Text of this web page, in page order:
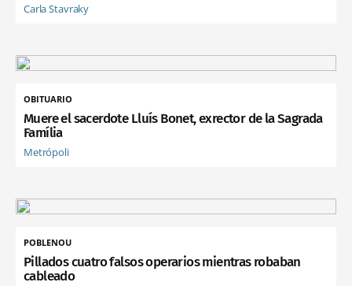
Carla Stavraky
OBITUARIO
Muere el sacerdote Lluís Bonet, exrector de la Sagrada
Família
Metrópoli
POBLENOU
Pillados cuatro falsos operarios mientras robaban
cableado